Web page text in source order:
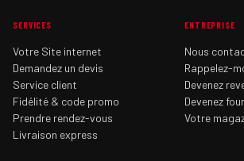
SERVICES
Votre Site internet
Demandez un devis
Service client
Fidélité & code promo
Prendre rendez-vous
Livraison express
ENTREPRISE
Nous
Rappelez-
Devenez
Devenez
Votre